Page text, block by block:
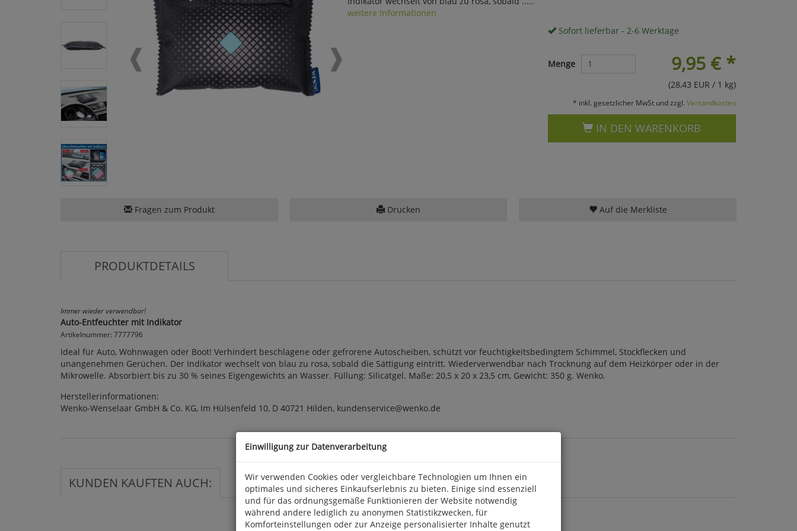
weitere Informationen
Sofort lieferbar - 2-6 Werktage
9,95 €*
Menge
(28,43 EUR / 1 kg)
* inkl. gesetzlicher MwSt und zzgl. Versandkosten
IN DEN WARENKORB
Fragen zum Produkt Drucken Auf die Merkliste
PRODUKTDETAILS
Immer wieder verwendbar!
Auto-Entfeuchter mit Indikator
Artikelnummer: 7777796
Ideal für Auto, Wohnwagen oder Boot! Verhindert beschlagene oder gefrorene Autoscheiben, schützt vor feuchtigkeitsbedingtem Schimmel, Stockflecken und
unangenehmen Gerüchen. Der Indikator wechselt von blau zu rosa, sobald die Sättigung eintritt. Wiederverwendbar nach Trocknung auf dem Heizkörper oder in der
Mikrowelle. Absorbiert bis zu 30 % seines Eigengewichts an Wasser. Füllung: Silicatgel. Maße: 20,5 x 20 x 23,5 cm, Gewicht: 350 g. Wenko.
Herstellerinformationen:
Wenko-Wenselaar GmbH & Co. KG, Im Hülsenfeld 10, D 40721 Hilden, kundenservice@wenko.de
KUNDEN KAUFTEN AUCH:
Einwilligung zur Datenverarbeitung
Wir verwenden Cookies oder vergleichbare Technologien um Ihnen ein
optimales und sicheres Einkaufserlebnis zu bieten. Einige sind essenziell
und für das ordnungsgemäße Funktionieren der Website notwendig
während andere lediglich zu anonymen Statistikzwecken, für
Komforteinstellungen oder zur Anzeige personalisierter Inhalte genutzt